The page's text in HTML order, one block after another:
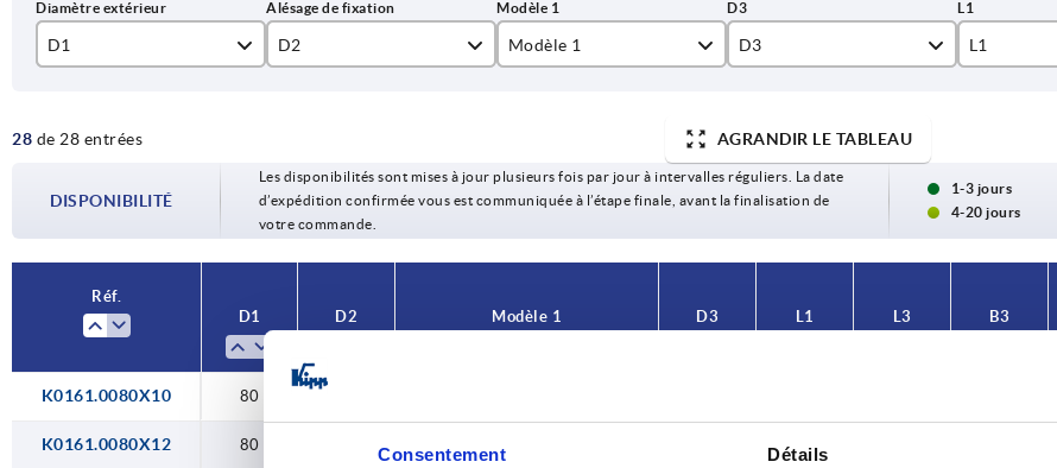
Consentement Détails
D1
100
140
250
D2
14H7
15H7
18H7
20H7
22H7
Modèle 1
Trou lisse avec rainures
D3
30
31
34
50
L1
18
19
24
28 de 28 entrées AGRANDIR LE TABLEAU
DISPONIBILITÉ
Les disponibilités sont mises à jour plusieurs fois par jour à intervalles réguliers. La date
d’expédition confirmée vous est communiquée à l’étape finale, avant la finalisation de
votre commande.
1-3 jours
4-20 jours
Réf.
D1
D2 Modèle 1 D3 L1 L3 B3
K0161.0080X10 80
K0161.0080X12 80 16